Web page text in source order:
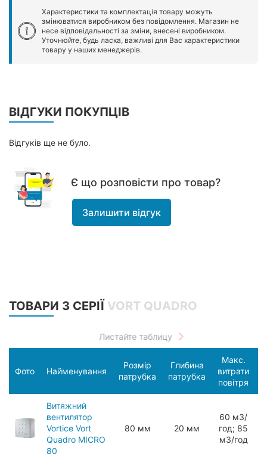
Характеристики та комплектація товару можуть
змінюватися виробником без повідомлення. Магазин не
несе відповідальності за зміни, внесені виробником.
Уточнюйте, будь ласка, важливі для Вас характеристики
товару у наших менеджерів.
ВІДГУКИ ПОКУПЦІВ
Відгуків ще не було.
Є що розповісти про товар?
Залишити відгук
ТОВАРИ З СЕРІЇ VORT QUADRO
Фото Найменування
Розмір
патрубка
Глибина
патрубка
Макс.
витрати
повітря
Витяжний
вентилятор
Vortice Vort
Quadro MICRO
80
80 мм 20 мм
60 мЗ/
год; 85
мЗ/год